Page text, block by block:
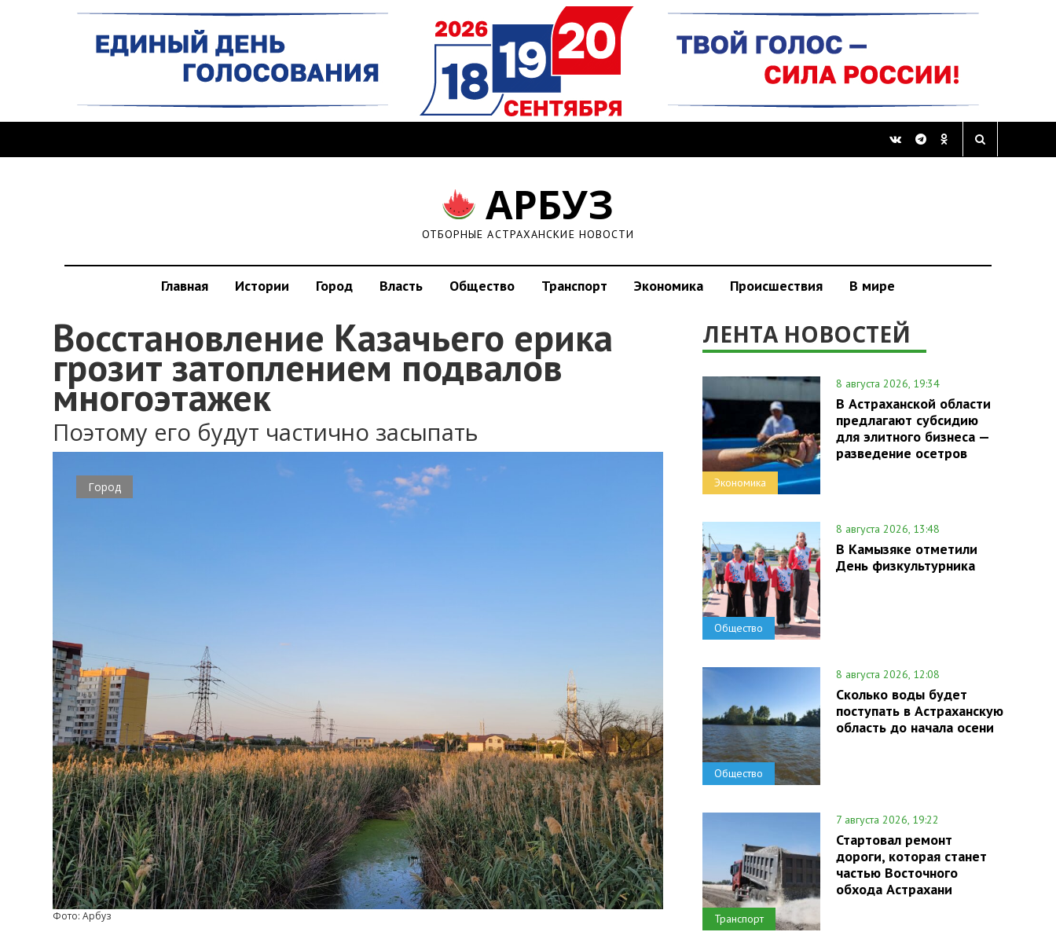
АРБУЗ
ОТБОРНЫЕ АСТРАХАНСКИЕ НОВОСТИ
Главная Истории Город Власть Общество Транспорт Экономика Происшествия В мире
Восстановление Казачьего ерика
грозит затоплением подвалов
многоэтажек
Поэтому его будут частично засыпать
Город
Фото: Арбуз
ЛЕНТА НОВОСТЕЙ
Экономика
8 августа 2026, 19:34
В Астраханской области
предлагают субсидию
для элитного бизнеса —
разведение осетров
Общество
8 августа 2026, 13:48
В Камызяке отметили
День физкультурника
Общество
8 августа 2026, 12:08
Сколько воды будет
поступать в Астраханскую
область до начала осени
Транспорт
7 августа 2026, 19:22
Стартовал ремонт
дороги, которая станет
частью Восточного
обхода Астрахани